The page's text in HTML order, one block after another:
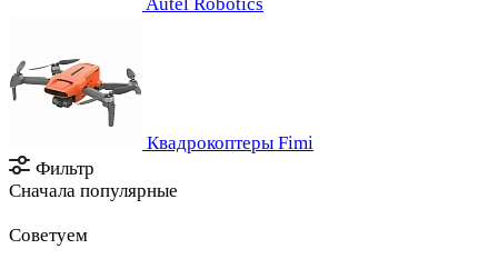
Autel Robotics
Квадрокоптеры Fimi
Фильтр
Сначала популярные
Советуем